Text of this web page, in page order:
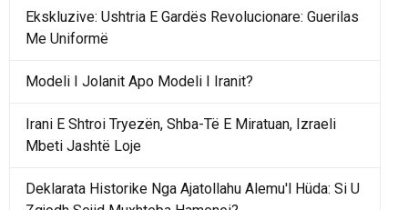
Ekskluzive: Ushtria E Gardës Revolucionare: Guerilas
Me Uniformë
Modeli I Jolanit Apo Modeli I Iranit?
Irani E Shtroi Tryezën, Shba-Të E Miratuan, Izraeli
Mbeti Jashtë Loje
Deklarata Historike Nga Ajatollahu Alemu'l Hüda: Si U